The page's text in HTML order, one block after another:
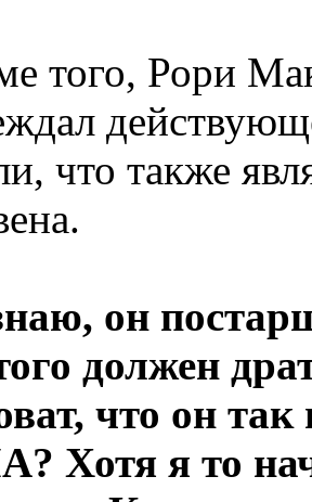
того, Рори
что также
он
должен
что он
Хотя я то